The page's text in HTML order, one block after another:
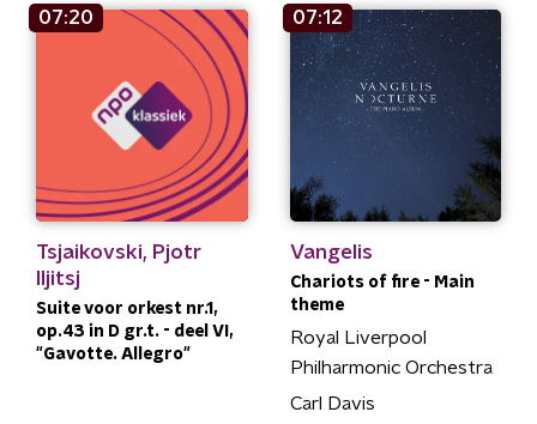
07:20
Tsjaikovski, Pjotr
Iljitsj
Suite voor orkest nr.1,
op.43 in D gr.t. - deel VI,
"Gavotte. Allegro"
07:12
Vangelis
Chariots of fire - Main
theme
Royal Liverpool
Philharmonic Orchestra
Carl Davis